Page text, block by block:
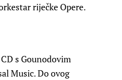
riječke Opere.
s Gounodovim
Music. Do ovog